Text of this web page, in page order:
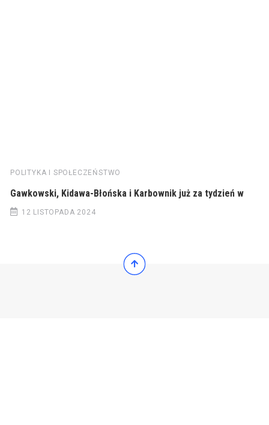
POLITYKA I SPOŁECZEŃSTWO
Gawkowski, Kidawa-Błońska i Karbownik już za tydzień w
12 LISTOPADA 2024